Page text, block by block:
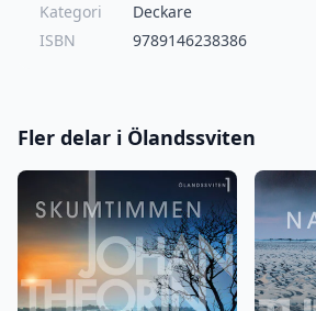
Kategori
Deckare
ISBN
9789146238386
Fler delar i Ölandssviten